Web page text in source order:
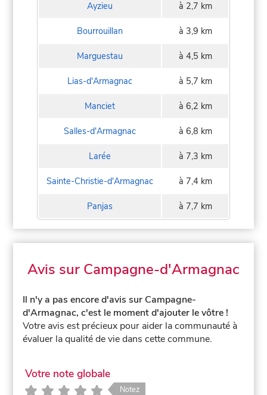
Ayzieu à 2,7 km
Bourrouillan à 3,9 km
Marguestau à 4,5 km
Lias-d'Armagnac à 5,7 km
Manciet à 6,2 km
Salles-d'Armagnac à 6,8 km
Larée à 7,3 km
Sainte-Christie-d'Armagnac à 7,4 km
Panjas à 7,7 km
Avis sur Campagne-d'Armagnac
Il n'y a pas encore d'avis sur Campagne-
d'Armagnac, c'est le moment d'ajouter le vôtre !
Votre avis est précieux pour aider la communauté à
évaluer la qualité de vie dans cette commune.
Votre note globale
Notez